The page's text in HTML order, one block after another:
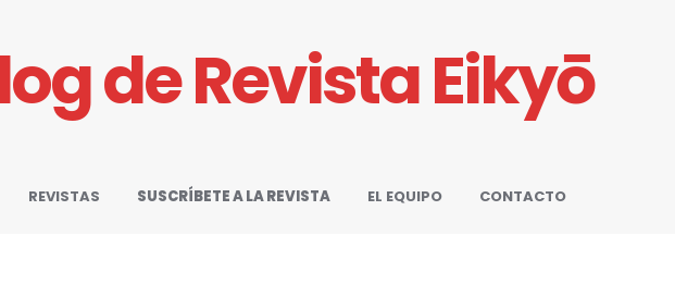
de Revista Eikyō
REVISTAS SUSCRÍBETE A LA REVISTA EL EQUIPO
CONTACTO